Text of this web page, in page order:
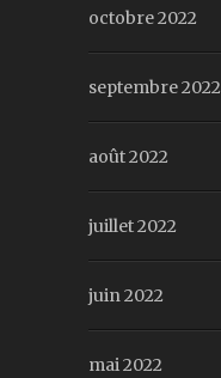
octobre 2022
septembre 2022
août 2022
juillet 2022
juin 2022
mai 2022